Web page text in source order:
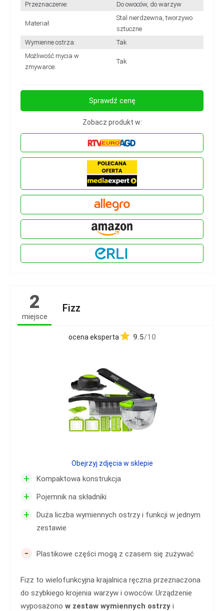
Przeznaczenie: Do owoców, do warzyw
Materiał:
Stal nierdzewna, tworzywo
sztuczne
Wymienne ostrza:
Tak
Możliwość mycia w
zmywarce:
Tak
Sprawdź cenę
Zobacz produkt w:
2
miejsce
Fizz
ocena eksperta 9.5/10
+ Kompaktowa konstrukcja
+ Pojemnik na składniki
+
Duża liczba wymiennych ostrzy i funkcji w jednym
zestawie
- Plastikowe części mogą z czasem się zużywać
Fizz to wielofunkcyjna krajalnica ręczna przeznaczona
do szybkiego krojenia warzyw i owoców. Urządzenie
wyposażono w zestaw wymiennych ostrzy i
Obejrzyj zdjęcia w sklepie